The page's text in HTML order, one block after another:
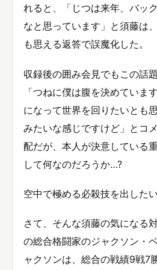
れると、「じつは来年、バッ
なと思っています」と須藤は
も思える返答で誤魔化した。
収録後の囲み会見でもこの話
「つねに僕は腹を決めていま
になって世界を回りたいとも
みたいな感じですけど」とコ
配だが、本人が決意している
して何なのだろうか…?
空中で極める必殺技を出したい
さて、そんな須藤の気になる
の総合格闘家のジャクソン・
ャクソンは、総合の戦績9戦7